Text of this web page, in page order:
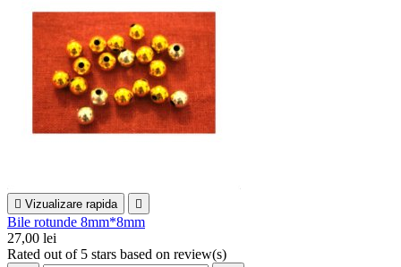
 Vizualizare rapida 
Bile rotunde 8mm*8mm
27,00 lei
Rated out of 5 stars based on review(s)